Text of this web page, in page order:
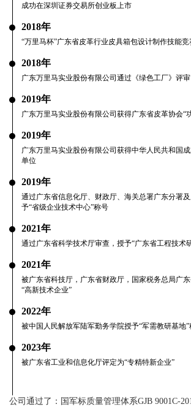
成功在深圳证券交易所创业板上市
2018年
“万里马杯”广东省皮革行业皮具箱包设计制作技能
2018年
广东万里马实业股份有限公司通过《绿色工厂》评
2019年
广东万里马实业股份有限公司获得广东省皮革协会“
2019年
广东万里马实业股份有限公司获得中华人民共和国
单位
2019年
通过广东省信息化厅、财政厅、海关总署广东分署
予“省级企业技术中心”称号
2021年
通过广东省科学技术厅审查，授予“广东省工程技术
2021年
被广东省科技厅，广东省财政厅，国家税务总局广
“高新技术企业”
2022年
被中国人民解放军陆军勤务学院授予“军需教研基地”
2023年
被广东省工业和信息化厅评定为“专精特新企业”
公司通过了：国军标质量管理体系GJB 9001C-